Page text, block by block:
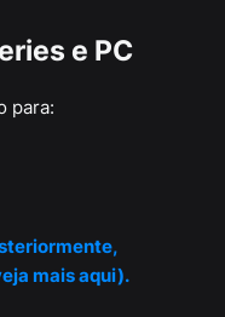
e PC
para:
mais aqui).